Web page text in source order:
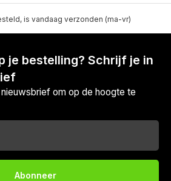
is vandaag verzonden (ma-vr)
je bestelling? Schrijf je in
om op de hoogte te
Abonneer